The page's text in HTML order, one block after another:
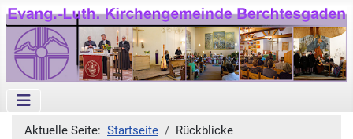
Aktuelle Seite: Startseite
Rückblicke